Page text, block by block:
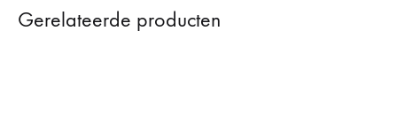
Gerelateerde producten